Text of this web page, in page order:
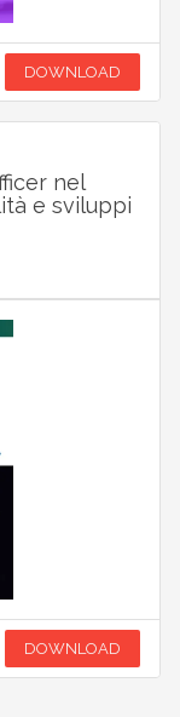
DOWNLOAD
nel
e sviluppi
DOWNLOAD